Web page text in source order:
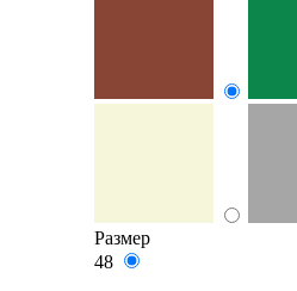
Размер
48